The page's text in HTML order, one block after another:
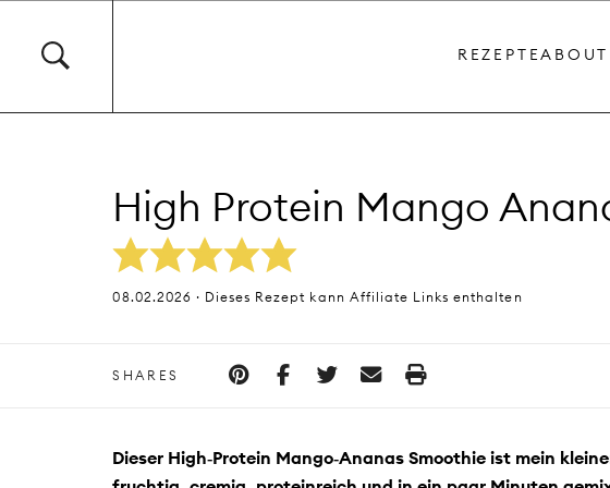
REZEPTEABOUT
High Protein Mango
08.02.2026 · Dieses Rezept kann Affiliate Links enthalten
SHARES
Dieser High‑Protein Mango‑Ananas Smoothie ist mein